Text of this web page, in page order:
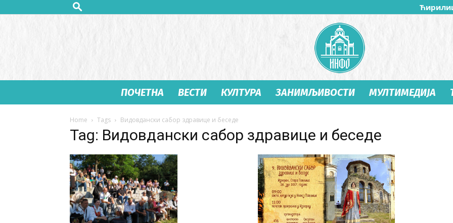
Студеница
Инфо
ПОЧЕТНА ВЕСТИ КУЛТУРА ЗАНИМЉИВОСТИ МУЛТИМЕДИЈА
Home Tags Видовдански сабор здравице и беседе
Tag: Видовдански сабор здравице и беседе